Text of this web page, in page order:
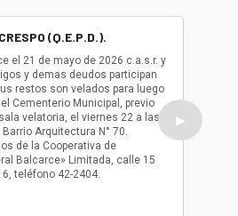
(Q.E.P.D.).
el 21 de mayo de 2026 c.a.s.r. y
y demas deudos participan
restos son velados para luego
Cementerio Municipal, previo
velatoria, el viernes 22 a las
Barrio Arquitectura N° 70.
de la Cooperativa de
Balcarce» Limitada, calle 15
teléfono 42-2404.
ser
oficio
▶